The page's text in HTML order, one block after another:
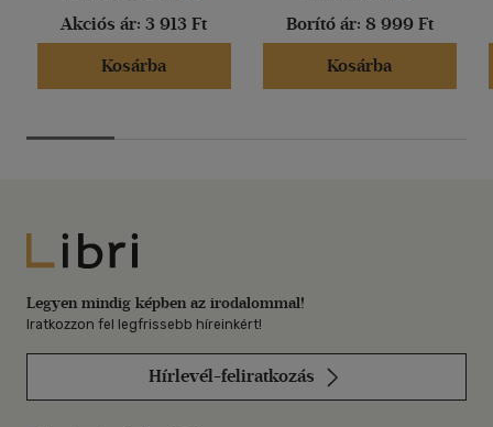
Akciós ár: 3 913 Ft
Kosárba
Borító ár: 8 999 Ft
Kosárba
Libri
Legyen mindig képben az irodalommal!
Iratkozzon fel legfrissebb híreinkért!
Hírlevél-feliratkozás